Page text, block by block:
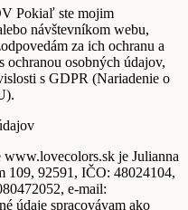
Pokiaľ ste mojim
návštevníkom webu,
za ich ochranu a
ochranou osobných údajov,
s GDPR (Nariadenie o
je Julianna
109, 92591, IČO: 48024104,
e-mail:
údaje spracovávam ako